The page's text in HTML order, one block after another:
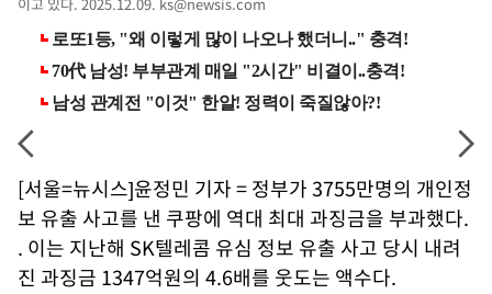
이고 있다. 2025.12.09. ks@newsis.com
[서울=뉴시스]윤정민 기자 = 정부가 3755만명의 개인정
보 유출 사고를 낸 쿠팡에 역대 최대 과징금을 부과했다.
. 이는 지난해 SK텔레콤 유심 정보 유출 사고 당시 내려
진 과징금 1347억원의 4.6배를 웃도는 액수다.